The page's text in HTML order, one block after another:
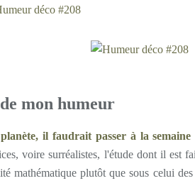
mon humeur
il faudrait passer à la semaine
voire surréalistes, l'étude dont il est
mathématique plutôt que sous celui